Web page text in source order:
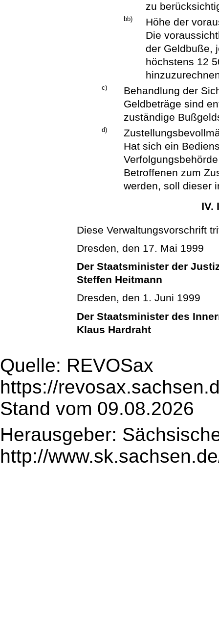
zu
bb)
Höhe der
Die
der Geldbuße,
höchstens 12
c)
Behandlung der
Geldbeträge sind
zuständige
d)
Hat sich ein
Betroffenen zum
werden, soll dieser
IV.
Diese Verwaltungsvorschrift
Dresden, den 17. Mai 1999
Der Staatsminister der
Steffen Heitmann
Dresden, den 1. Juni 1999
Der Staatsminister des
Klaus Hardraht
Quelle: REVOSax
https://
Stand vom 09.08.2026
Herausgeber:
http://